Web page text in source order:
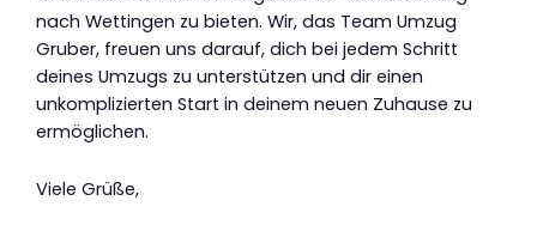
nach Wettingen zu bieten. Wir, das Team Umzug
Gruber, freuen uns darauf, dich bei jedem Schritt
deines Umzugs zu unterstützen und dir einen
unkomplizierten Start in deinem neuen Zuhause zu
ermöglichen.
Viele Grüße,